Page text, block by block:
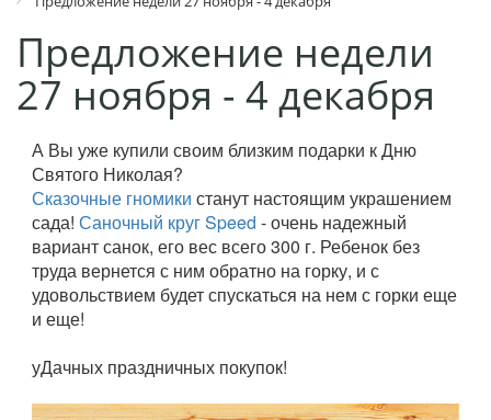
Предложение недели
27 ноября - 4 декабря
А Вы уже купили своим близким подарки к Дню
Святого Николая?
Сказочные гномики станут настоящим украшением
сада! Саночный круг Speed - очень надежный
вариант санок, его вес всего 300 г. Ребенок без
труда вернется с ним обратно на горку, и с
удовольствием будет спускаться на нем с горки еще
и еще!
уДачных праздничных покупок!